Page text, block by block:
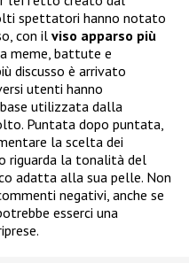
spettatori hanno notato
con il viso apparso più
a meme, battute e
discusso è arrivato
utenti hanno
utilizzata dalla
Puntata dopo puntata,
la scelta dei
riguarda la tonalità del
adatta alla sua pelle. Non
negativi, anche se
esserci una